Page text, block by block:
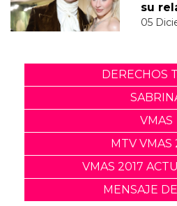
su
05
DERECHOS
VMAS
MTV VMAS
VMAS 2017
MENSAJE